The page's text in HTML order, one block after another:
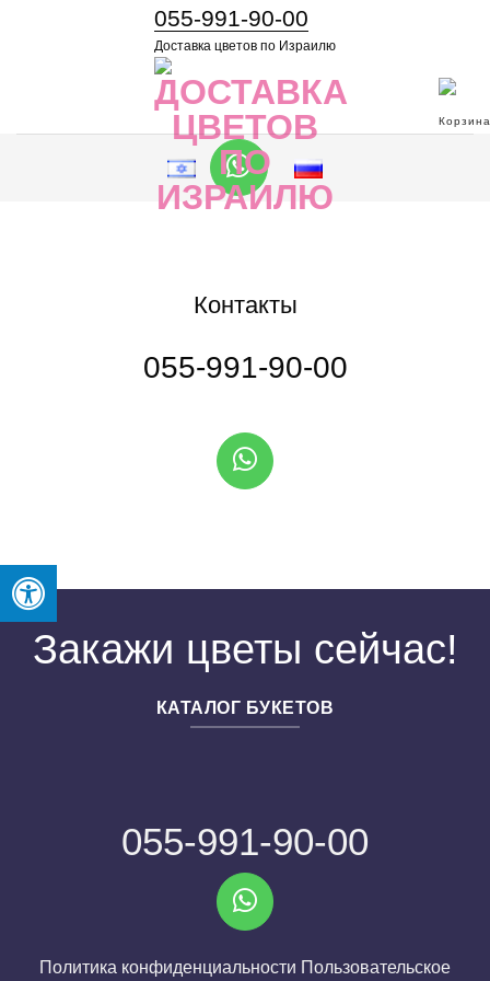
055-991-90-00
Доставка цветов по Израилю
Контакты
055-991-90-00
Закажи цветы сейчас!
КАТАЛОГ БУКЕТОВ
055-991-90-00
Политика конфиденциальности Пользовательское